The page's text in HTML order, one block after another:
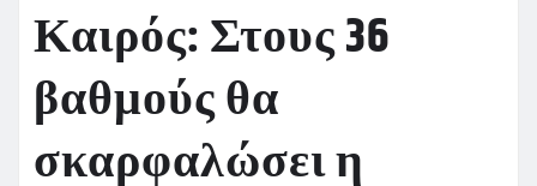
Καιρός: Στους 36
βαθμούς θα
σκαρφαλώσει η